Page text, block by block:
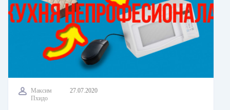
Максим
Пхидо
27.07.2020